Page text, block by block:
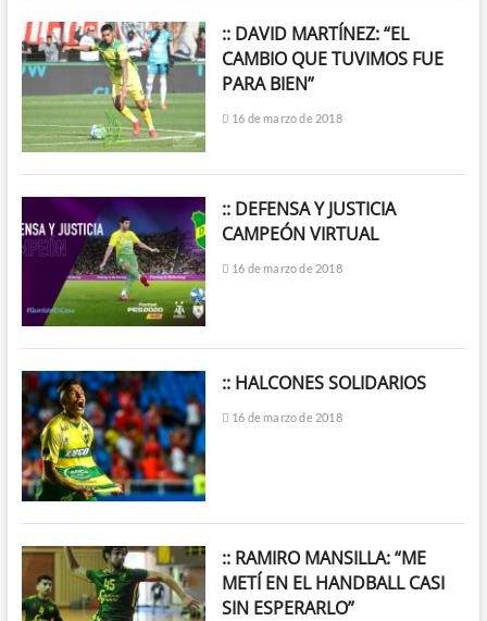
:: DAVID MARTÍNEZ: “EL
CAMBIO QUE TUVIMOS FUE
PARA BIEN”
16 de marzo de 2018
:: DEFENSA Y JUSTICIA
CAMPEÓN VIRTUAL
16 de marzo de 2018
:: HALCONES SOLIDARIOS
16 de marzo de 2018
:: RAMIRO MANSILLA: “ME
METÍ EN EL HANDBALL CASI
SIN ESPERARLO”